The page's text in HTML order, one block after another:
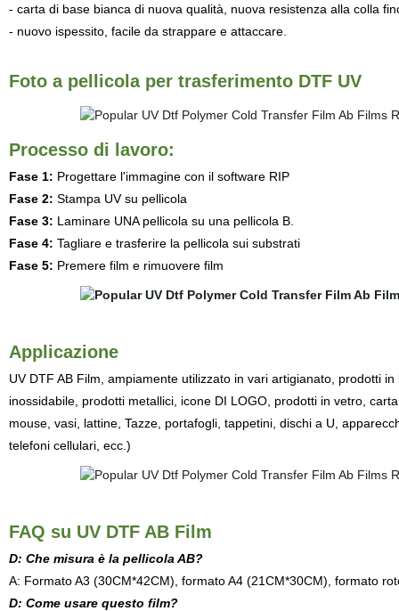
- carta di base bianca di nuova qualità, nuova resistenza alla colla
- nuovo ispessito, facile da strappare e attaccare.
Foto a pellicola per trasferimento DTF UV
Processo di lavoro:
Fase 1: Progettare l'immagine con il software RIP
Fase 2: Stampa UV su pellicola
Fase 3: Laminare UNA pellicola su una pellicola B.
Fase 4: Tagliare e trasferire la pellicola sui substrati
Fase 5: Premere film e rimuovere film
Applicazione
UV DTF AB Film, ampiamente utilizzato in vari artigianato, prodotti
inossidabile, prodotti metallici, icone DI LOGO, prodotti in vetro,
mouse, vasi, lattine, Tazze, portafogli, tappetini, dischi a U,
telefoni cellulari, ecc.)
FAQ su UV DTF AB Film
D: Che misura è la pellicola AB?
A: Formato A3 (30CM*42CM), formato A4 (21CM*30CM), formato
D: Come usare questo film?